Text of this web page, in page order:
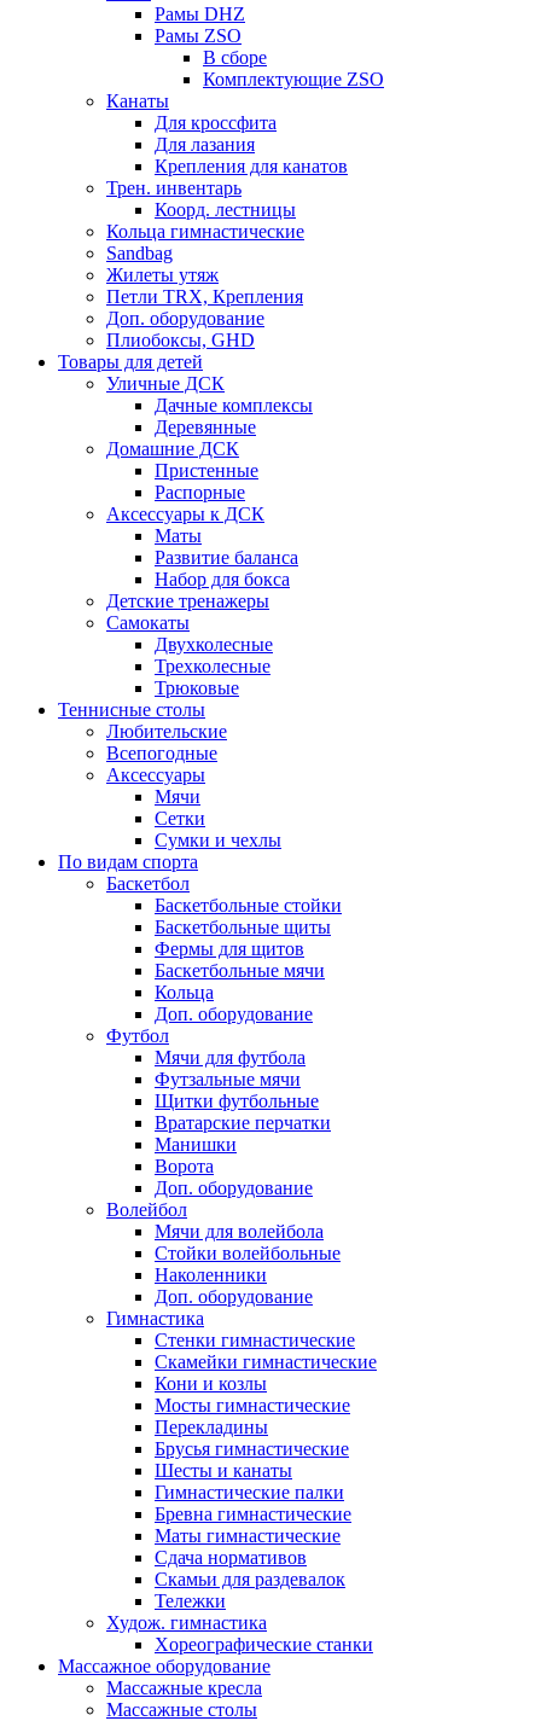
Рамы DHZ
Рамы ZSO
В сборе
Комплектующие ZSO
Канаты
Для кроссфита
Для лазания
Крепления для канатов
Трен. инвентарь
Коорд. лестницы
Кольца гимнастические
Sandbag
Жилеты утяж
Петли TRX, Крепления
Доп. оборудование
Плиобоксы, GHD
Товары для детей
Уличные ДСК
Дачные комплексы
Деревянные
Домашние ДСК
Пристенные
Распорные
Аксесcуары к ДСК
Маты
Развитие баланса
Набор для бокса
Детские тренажеры
Самокаты
Двухколесные
Трехколесные
Трюковые
Теннисные столы
Любительские
Всепогодные
Аксессуары
Мячи
Сетки
Сумки и чехлы
По видам спорта
Баскетбол
Баскетбольные стойки
Баскетбольные щиты
Фермы для щитов
Баскетбольные мячи
Кольца
Доп. оборудование
Футбол
Мячи для футбола
Футзальные мячи
Щитки футбольные
Вратарские перчатки
Манишки
Ворота
Доп. оборудование
Волейбол
Мячи для волейбола
Стойки волейбольные
Наколенники
Доп. оборудование
Гимнастика
Стенки гимнастические
Скамейки гимнастические
Кони и козлы
Мосты гимнастические
Перекладины
Брусья гимнастические
Шесты и канаты
Гимнастические палки
Бревна гимнастические
Маты гимнастические
Сдача нормативов
Скамьи для раздевалок
Тележки
Худож. гимнастика
Xореографические станки
Массажное оборудование
Массажные кресла
Массажные столы